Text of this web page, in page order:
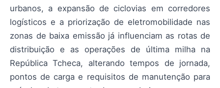
urbanos, a expansão de ciclovias em corredores
logísticos e a priorização de eletromobilidade nas
zonas de baixa emissão já influenciam as rotas de
distribuição e as operações de última milha na
República Tcheca, alterando tempos de jornada,
pontos de carga e requisitos de manutenção para